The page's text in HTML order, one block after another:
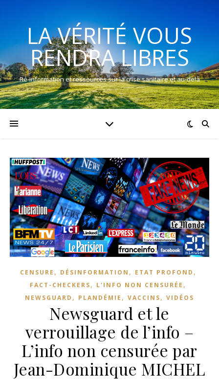
LA VÉRITÉ VOUS
RENDRA LIBRES
Ré-information et ressources sur la crise sanitaire et au-delà
CENSURE , DÉSINFORMATION , ETAT PROFOND ,
FACT-CHECKERS, L'INFO NON CENSURÉE ,
NEWSGUARD , PLANDÉMIE , VACCINS, VIDÉOS
Newsguard et le
verrouillage de l’info –
L’info non censurée par
Jean-Dominique MICHEL